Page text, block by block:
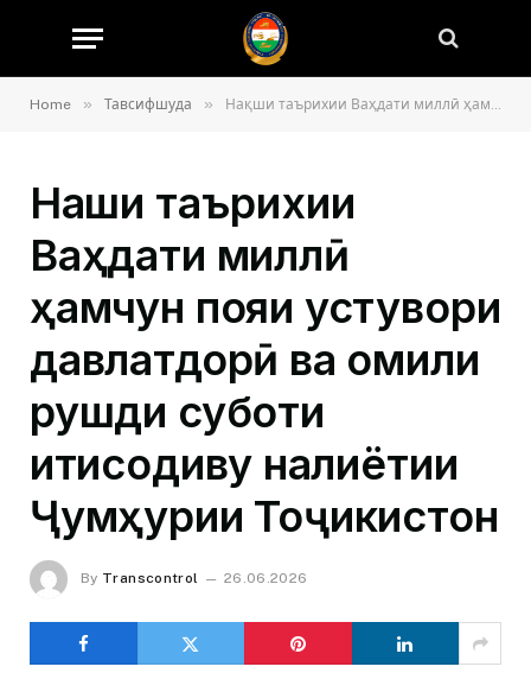
Home » Тавсифшуда » Нақши таърихии Ваҳдати миллӣ ҳамчун пояи устувори давлатдорӣ ва омили рушди суботи иқтисодиву нақлиётии Ҷумҳурии Тоҷикистон
Нақши таърихии
Ваҳдати миллӣ
ҳамчун пояи устувори
давлатдорӣ ва омили
рушди суботи
иқтисодиву нақлиётии
Ҷумҳурии Тоҷикистон
By Transcontrol 26.06.2026